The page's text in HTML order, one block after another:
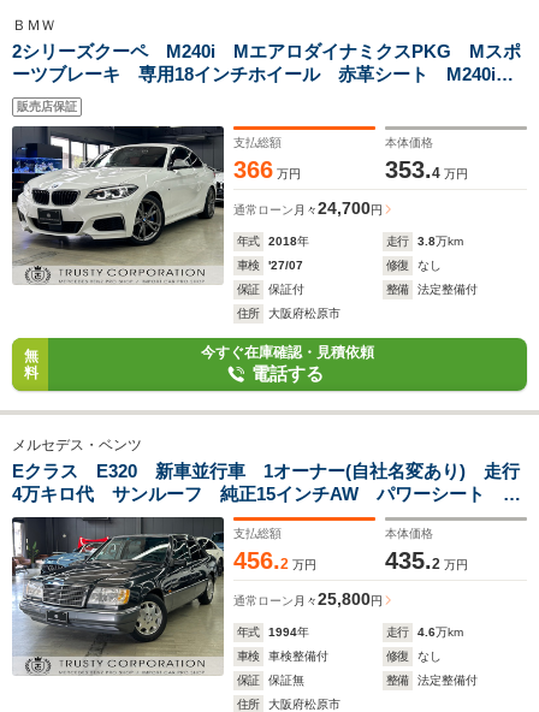
ＢＭＷ
2シリーズクーペ M240i MエアロダイナミクスPKG Mスポ
ーツブレーキ 専用18インチホイール 赤革シート M240iク
ーペ専用デザイン・エレメント アダプティブLEDヘッドライ
ト
販売店保証
支払総額
366 万円
本体価格
353.4 万円
通常ローン 月々24,700円
年式 2018年 走行 3.8万km
車検
'27/07 修復
なし
保証
保証付 整備
法定整備付
住所
大阪府松原市
無
料
今すぐ在庫確認・見積依頼
電話する
メルセデス・ベンツ
Eクラス E320 新車並行車 1オーナー(自社名変あり) 走行
4万キロ代 サンルーフ 純正15インチAW パワーシート ク
ルーズコントロール 本革シート 左ハンドル
支払総額
456.2 万円
本体価格
435.2 万円
通常ローン 月々25,800円
年式 1994年 走行 4.6万km
車検
車検整備付 修復
なし
保証
保証無 整備
法定整備付
住所
大阪府松原市